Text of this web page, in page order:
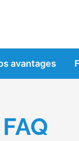
avantages
FAQ